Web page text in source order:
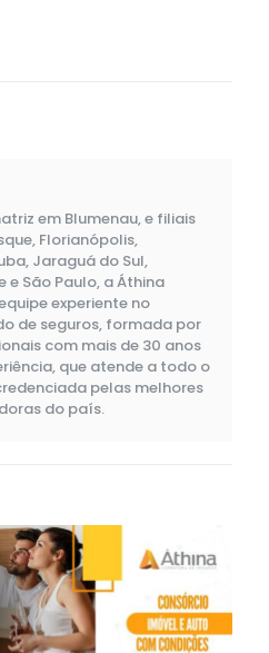
em Blumenau, e filiais
Florianópolis,
Jaraguá do Sul,
e São Paulo, a Áthina
experiente no
de seguros, formada por
com mais de 30 anos
que atende a todo o
pelas melhores
do país.